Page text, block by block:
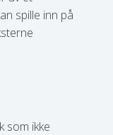
spille inn på
som ikke